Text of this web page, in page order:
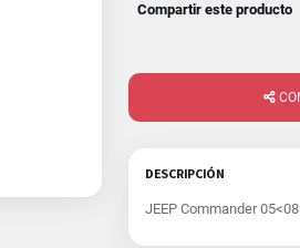
Compartir este producto
DESCRIPCIÓN
JEEP Commander